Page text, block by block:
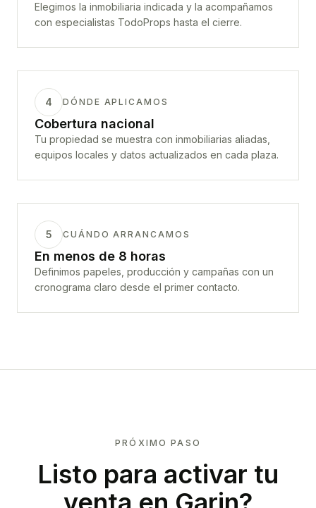
Elegimos la inmobiliaria indicada y la acompañamos
con especialistas TodoProps hasta el cierre.
4 DÓNDE APLICAMOS
Cobertura nacional
Tu propiedad se muestra con inmobiliarias aliadas,
equipos locales y datos actualizados en cada plaza.
5 CUÁNDO ARRANCAMOS
En menos de 8 horas
Definimos papeles, producción y campañas con un
cronograma claro desde el primer contacto.
PRÓXIMO PASO
Listo para activar tu